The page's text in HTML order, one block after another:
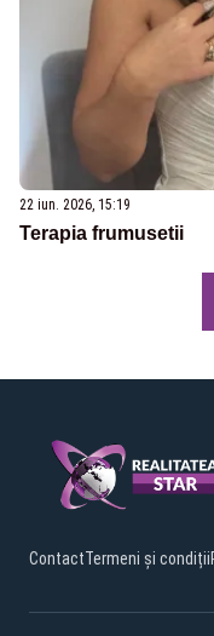
22 iun. 2026, 15:19
Terapia frumusetii
ContactTermeni și condiții